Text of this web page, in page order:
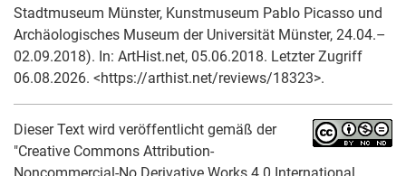
Stadtmuseum Münster, Kunstmuseum Pablo Picasso und
Archäologisches Museum der Universität Münster, 24.04.–
02.09.2018). In: ArtHist.net, 05.06.2018. Letzter Zugriff
06.08.2026. <https://arthist.net/reviews/18323>.
Dieser Text wird veröffentlicht gemäß der
"Creative Commons Attribution-